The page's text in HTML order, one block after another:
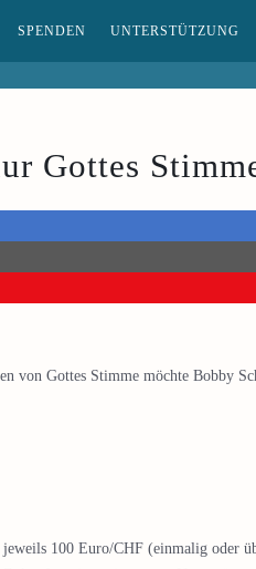
SPENDEN UNTERSTÜTZUNG
Gottes
von Gottes Stimme möchte Bobby
100 Euro/CHF (einmalig oder